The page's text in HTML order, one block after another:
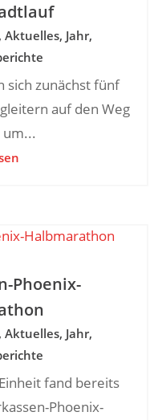
, Aktuelles, Jahr,
sich zunächst fünf
auf den Weg
um...
Phoenix-
, Aktuelles, Jahr,
fand bereits
Phoenix-